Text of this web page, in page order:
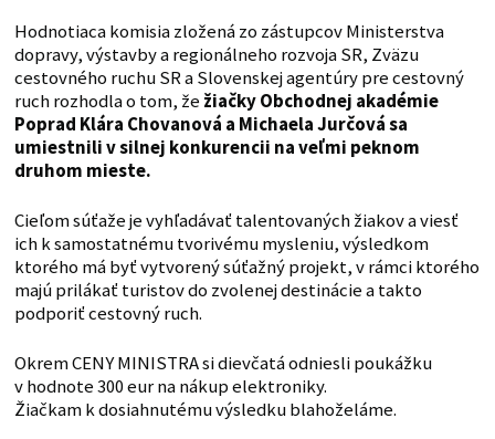
Hodnotiaca komisia zložená zo zástupcov Ministerstva
dopravy, výstavby a regionálneho rozvoja SR, Zväzu
cestovného ruchu SR a Slovenskej agentúry pre cestovný
ruch rozhodla o tom, že žiačky Obchodnej akadémie
Poprad Klára Chovanová a Michaela Jurčová sa
umiestnili v silnej konkurencii na veľmi peknom
druhom mieste.
Cieľom súťaže je vyhľadávať talentovaných žiakov a viesť
ich k samostatnému tvorivému mysleniu, výsledkom
ktorého má byť vytvorený súťažný projekt, v rámci ktorého
majú prilákať turistov do zvolenej destinácie a takto
podporiť cestovný ruch.
Okrem CENY MINISTRA si dievčatá odniesli poukážku
v hodnote 300 eur na nákup elektroniky.
Žiačkam k dosiahnutému výsledku blahoželáme.